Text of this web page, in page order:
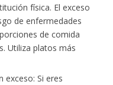
física. El exceso
de enfermedades
de comida
Utiliza platos más
exceso: Si eres